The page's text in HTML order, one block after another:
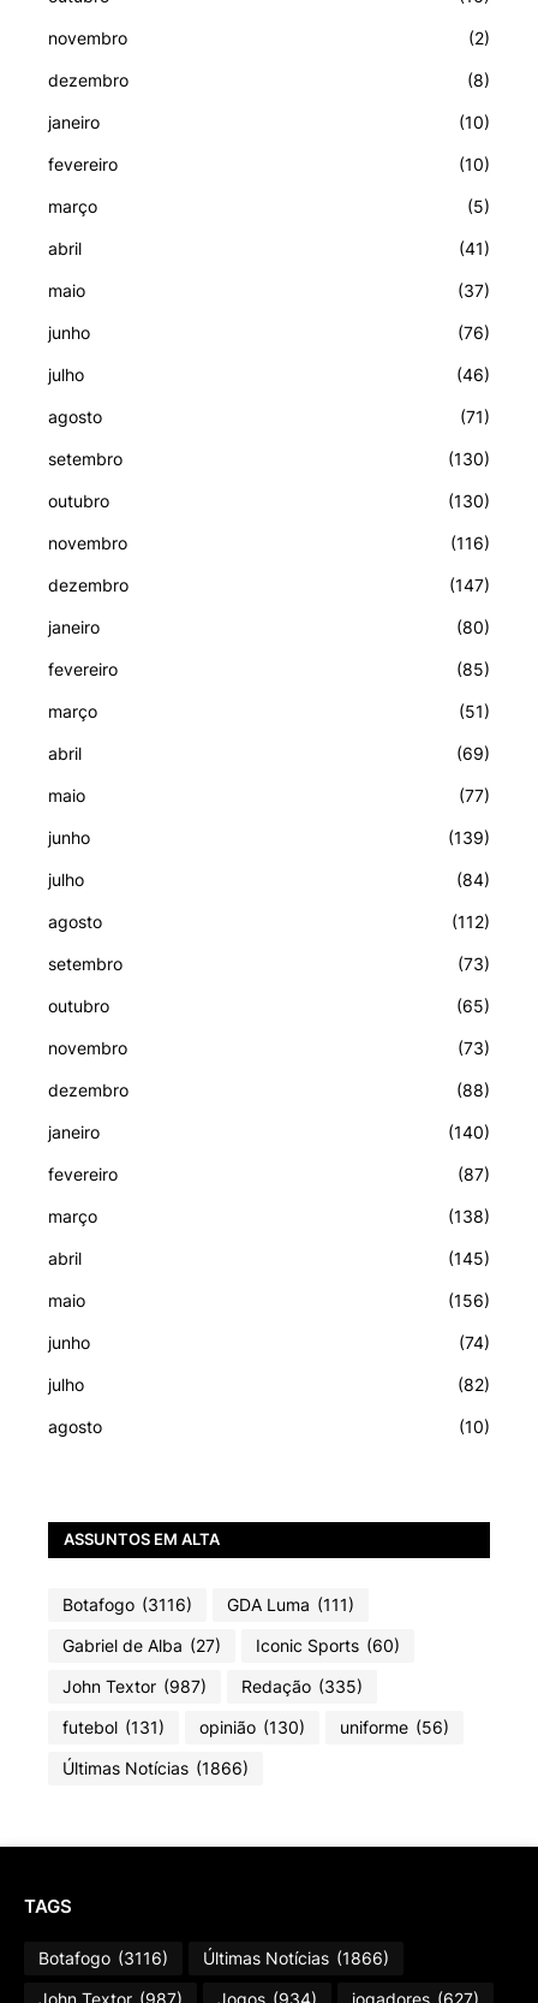
novembro (2)
dezembro (8)
janeiro (10)
fevereiro (10)
março (5)
abril (41)
maio (37)
junho (76)
julho (46)
agosto (71)
setembro (130)
outubro (130)
novembro (116)
dezembro (147)
janeiro (80)
fevereiro (85)
março (51)
abril (69)
maio (77)
junho (139)
julho (84)
agosto (112)
setembro (73)
outubro (65)
novembro (73)
dezembro (88)
janeiro (140)
fevereiro (87)
março (138)
abril (145)
maio (156)
junho (74)
julho (82)
agosto (10)
ASSUNTOS EM ALTA
Botafogo (3116) GDA Luma (111)
Gabriel de Alba (27) Iconic Sports (60)
John Textor (987) Redação (335)
futebol (131) opinião (130) uniforme (56)
Últimas Notícias (1866)
TAGS
Botafogo (3116) Últimas Notícias (1866)
John Textor (987) Jogos (934) jogadores (627)